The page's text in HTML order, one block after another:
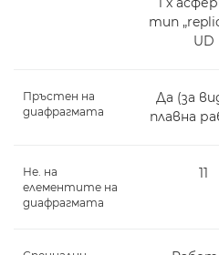
тип
UD
Пръстен на
диафрагмата
Да (за
плавна
Не. на
елементите на
диафрагмата
11